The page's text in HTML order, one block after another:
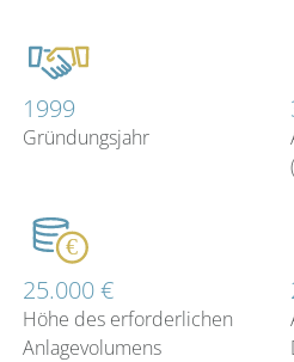
1999
Gründungsjahr
25.000 €
Höhe des erforderlichen
Anlagevolumens